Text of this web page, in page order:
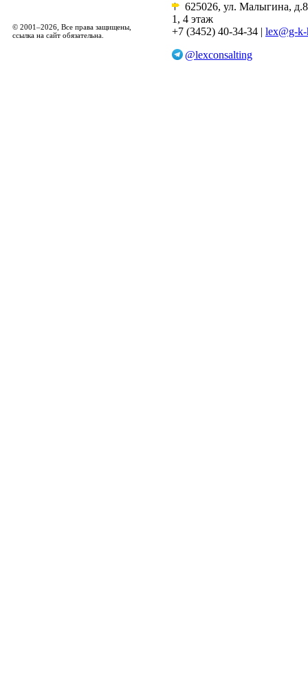
© 2001–2026, Все права защищены,
ссылка на сайт обязательна.
625026, ул. Малыгина,
1, 4 этаж
+7 (3452) 40-34-34 | lex@g-
@lexconsalting